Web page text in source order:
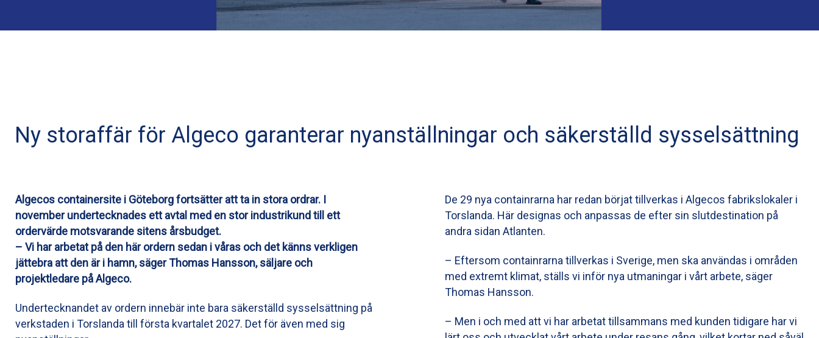
Ny storaffär för Algeco garanterar nyanställningar och säkerställd sysselsättning
Algecos containersite i Göteborg fortsätter att ta in stora ordrar. I
november undertecknades ett avtal med en stor industrikund till ett
ordervärde motsvarande sitens årsbudget.
– Vi har arbetat på den här ordern sedan i våras och det känns verkligen
jättebra att den är i hamn, säger Thomas Hansson, säljare och
projektledare på Algeco.
Undertecknandet av ordern innebär inte bara säkerställd sysselsättning på
verkstaden i Torslanda till första kvartalet 2027. Det för även med sig
De 29 nya containrarna har redan börjat tillverkas i Algecos fabrikslokaler i
Torslanda. Här designas och anpassas de efter sin slutdestination på
andra sidan Atlanten.
– Eftersom containrarna tillverkas i Sverige, men ska användas i områden
med extremt klimat, ställs vi inför nya utmaningar i vårt arbete, säger
Thomas Hansson.
– Men i och med att vi har arbetat tillsammans med kunden tidigare har vi